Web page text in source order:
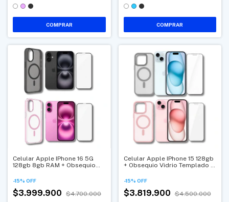
COMPRAR COMPRAR
Celular Apple IPhone 16 5G
128gb 8gb RAM + Obsequio
-15% OFF
$3.999.900 $4.700.000
Celular Apple IPhone 15 128gb
+ Obsequio Vidrio Templado Y
-15% OFF
$3.819.900 $4.500.000